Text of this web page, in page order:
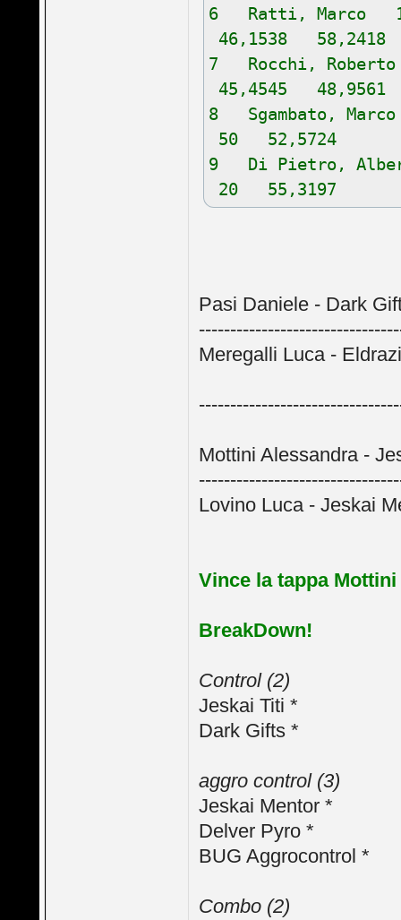
6 Ratti, Marco
46,1538 58,2418
7 Rocchi,
45,4545 48,9561
8 Sgambato,
50 52,5724
9 Di Pietro,
20 55,3197
Pasi Daniele - Dark
Meregalli Luca -
Mottini Alessandra -
Lovino Luca - Jeskai
Vince la tappa
BreakDown!
Control (2)
Jeskai Titi *
Dark Gifts *
aggro control (3)
Jeskai Mentor *
Delver Pyro *
BUG Aggrocontrol *
Combo (2)